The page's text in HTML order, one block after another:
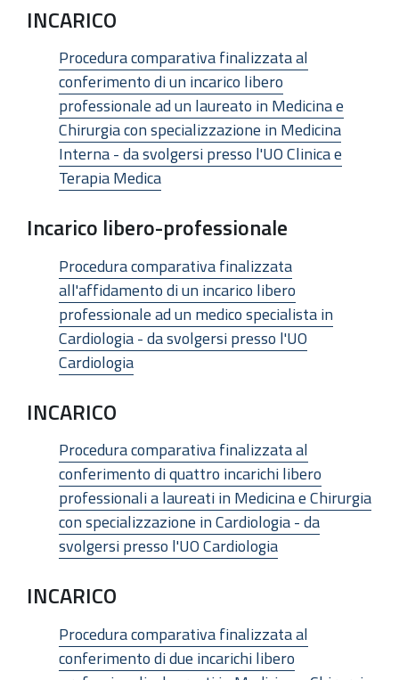
INCARICO
Procedura comparativa finalizzata al
conferimento di un incarico libero
professionale ad un laureato in Medicina e
Chirurgia con specializzazione in Medicina
Interna - da svolgersi presso l'UO Clinica e
Terapia Medica
Incarico libero-professionale
Procedura comparativa finalizzata
all'affidamento di un incarico libero
professionale ad un medico specialista in
Cardiologia - da svolgersi presso l'UO
Cardiologia
INCARICO
Procedura comparativa finalizzata al
conferimento di quattro incarichi libero
professionali a laureati in Medicina e Chirurgia
con specializzazione in Cardiologia - da
svolgersi presso l'UO Cardiologia
INCARICO
Procedura comparativa finalizzata al
conferimento di due incarichi libero